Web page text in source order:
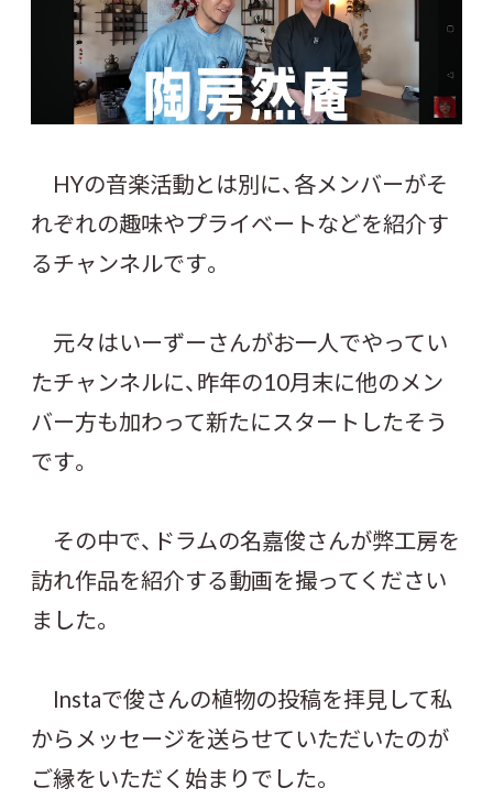
HYの音楽活動とは別に、各メンバーがそ
れぞれの趣味やプライベートなどを紹介す
るチャンネルです。
元々はいーずーさんがお一人でやってい
たチャンネルに、昨年の10月末に他のメン
バー方も加わって新たにスタートしたそう
です。
その中で、ドラムの名嘉俊さんが弊工房を
訪れ作品を紹介する動画を撮ってください
ました。
Instaで俊さんの植物の投稿を拝見して私
からメッセージを送らせていただいたのが
ご縁をいただく始まりでした。